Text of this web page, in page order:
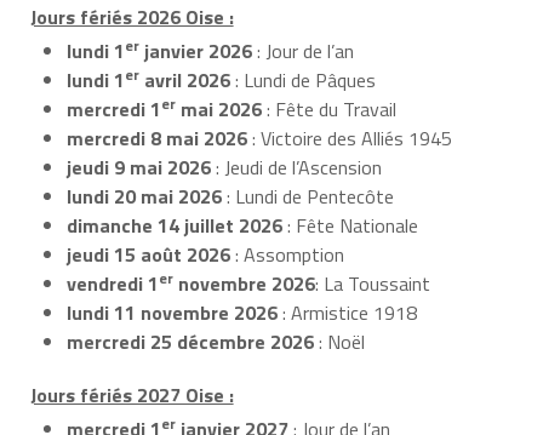
Jours fériés 2026 Oise :
lundi 1er janvier 2026: Jour de l’an
lundi 1er avril 2026: Lundi de Pâques
mercredi 1er mai 2026: Fête du Travail
mercredi 8 mai 2026: Victoire des Alliés 1945
jeudi 9 mai 2026: Jeudi de l’Ascension
lundi 20 mai 2026: Lundi de Pentecôte
dimanche 14 juillet 2026: Fête Nationale
jeudi 15 août 2026: Assomption
vendredi 1er novembre 2026: La Toussaint
lundi 11 novembre 2026: Armistice 1918
mercredi 25 décembre 2026: Noël
Jours fériés 2027 Oise :
er